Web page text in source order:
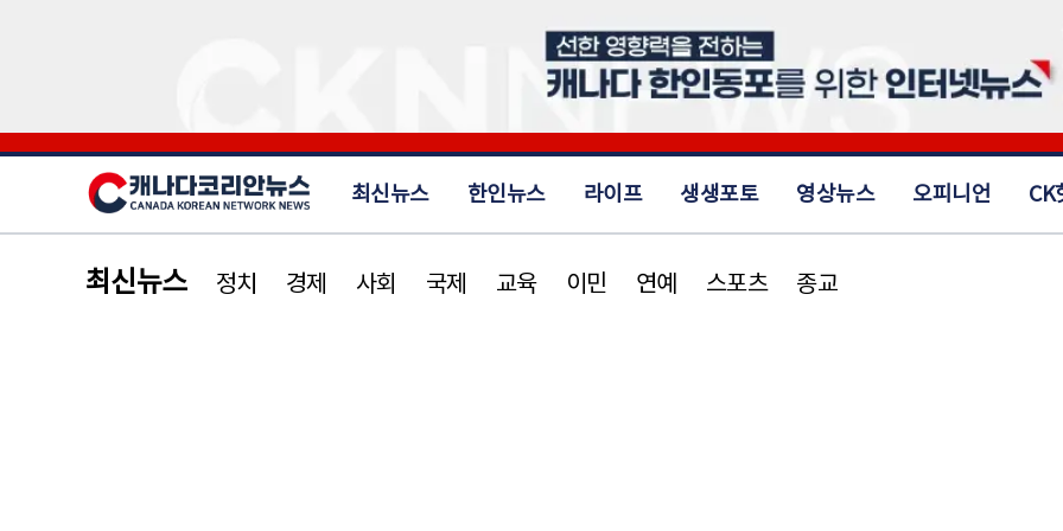
최신뉴스 한인뉴스 라이프 생생포토 영상뉴스 오피니언 CK
최신뉴스 정치 경제 사회 국제 교육 이민 연예 스포츠 종교